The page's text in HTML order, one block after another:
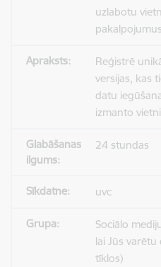
uzlabotu
Reģistrē
versijas, kas
datu
izmanto
24 stundas
uvc
Sociālo
lai Jūs
tīklos)